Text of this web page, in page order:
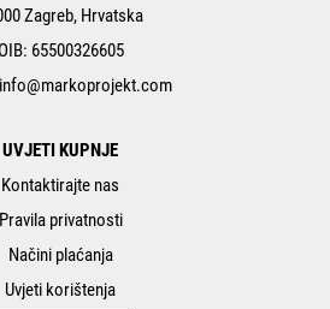
Zagreb, Hrvatska
OIB: 65500326605
info@markoprojekt.com
UVJETI KUPNJE
Kontaktirajte nas
Pravila privatnosti
Načini plaćanja
Uvjeti korištenja